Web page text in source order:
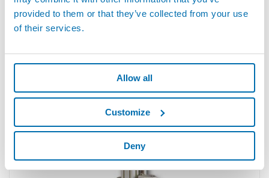
provided to them or that they’ve collected from your use
of their services.
Allow all
Customize
Deny
M9R - M9RS - Tampone Controllo Sedi Valvola